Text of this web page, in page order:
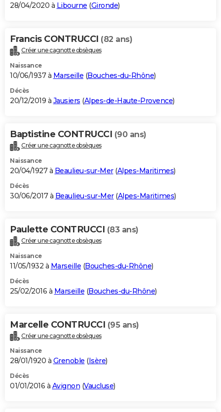
28/04/2020 à Libourne (Gironde)
Francis CONTRUCCI (82 ans)
Créer une cagnotte obsèques
Naissance
10/06/1937 à Marseille (Bouches-du-Rhône)
Décès
20/12/2019 à Jausiers (Alpes-de-Haute-Provence)
Baptistine CONTRUCCI (90 ans)
Créer une cagnotte obsèques
Naissance
20/04/1927 à Beaulieu-sur-Mer(Alpes-Maritimes)
Décès
30/06/2017 à Beaulieu-sur-Mer(Alpes-Maritimes)
Paulette CONTRUCCI (83 ans)
Créer une cagnotte obsèques
Naissance
11/05/1932 à Marseille (Bouches-du-Rhône)
Décès
25/02/2016 à Marseille (Bouches-du-Rhône)
Marcelle CONTRUCCI (95 ans)
Créer une cagnotte obsèques
Naissance
28/01/1920 à Grenoble (Isère)
Décès
01/01/2016 à Avignon (Vaucluse)